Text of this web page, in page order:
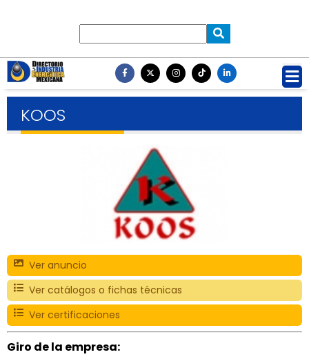
KOOS
Ver anuncio
Ver catálogos o fichas técnicas
Ver certificaciones
Giro de la empresa: